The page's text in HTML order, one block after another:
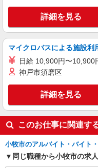
ネジャ
時給
月給例＞シ
日8h×20
愛知
数！
キープ
派遣社員
株式会社ニッソーネット名古
住宅型
初任
愛知
キープ
詳細を見る
マイクロバスによる施設利
日給 10,900円〜10,900
神戸市須磨区
詳細を見る
このお仕事に関連す
小牧市のアルバイト・バイト
同じ職種から小牧市の求